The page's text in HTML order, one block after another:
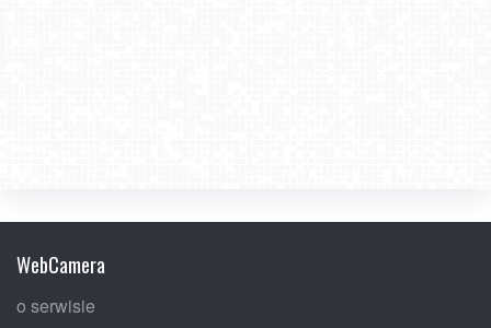
WebCamera
o serwisie